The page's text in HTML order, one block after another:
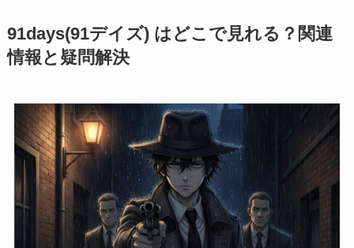
91days(91デイズ) はどこで見れる？関連
情報と疑問解決